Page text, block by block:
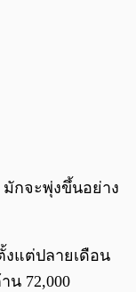
มักจะพุ่งขึ้นอย่าง
งแต่ปลายเดือน
น 72,000